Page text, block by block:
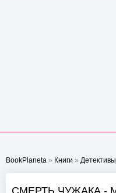
BookPlaneta » Книги »
СМЕРТЬ ЧУЖАКА -